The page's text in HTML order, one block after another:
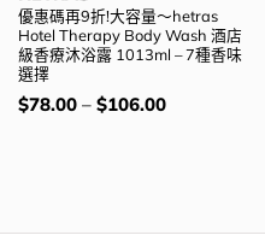
優惠碼再9折!大容量～hetras
Hotel Therapy Body Wash 酒店
級香療沐浴露 1013ml – 7種香味
選擇
價
$78.00– $106.00